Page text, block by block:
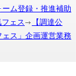
ム登録・推進補助
フェス
【調達公
ス」企画運営業務